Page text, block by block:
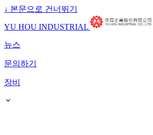
↓ 본문으로 건너뛰기
YU HOU INDUSTRIAL
뉴스
문의하기
장비